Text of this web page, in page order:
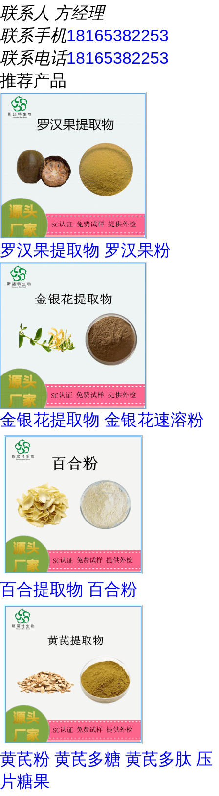
联系人 方经理
联系手机18165382253
联系电话18165382253
推荐产品
罗汉果提取物 罗汉果粉
金银花提取物 金银花速溶粉
百合提取物 百合粉
黄芪粉 黄芪多糖 黄芪多肽 压
片糖果